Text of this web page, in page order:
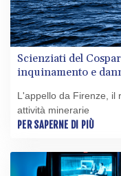
Scienziati del
inquinamento e
L'appello da Firenze, il
attività minerarie
PER SAPERNE DI PIÙ